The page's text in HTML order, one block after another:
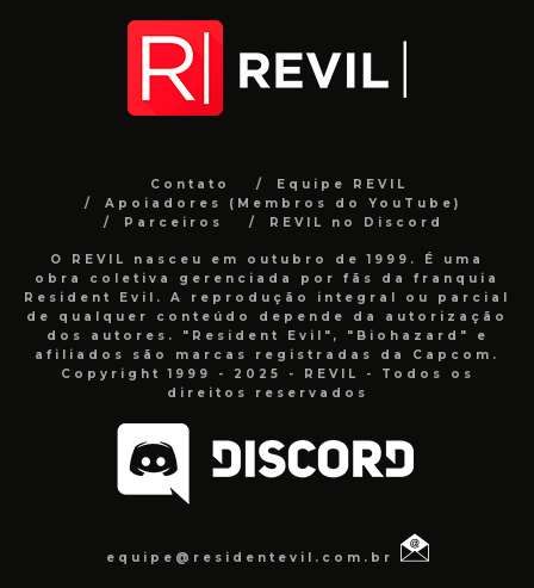
Contato
Equipe REVIL
Apoiadores (Membros do YouTube)
Parceiros
REVIL no Discord
O REVIL nasceu em outubro de 1999. É uma
obra coletiva gerenciada por fãs da franquia
Resident Evil. A reprodução integral ou parcial
de qualquer conteúdo depende da autorização
dos autores. "Resident Evil", "Biohazard" e
afiliados são marcas registradas da Capcom.
Copyright 1999 - 2025 - REVIL - Todos os
direitos reservados
equipe@residentevil.com.br